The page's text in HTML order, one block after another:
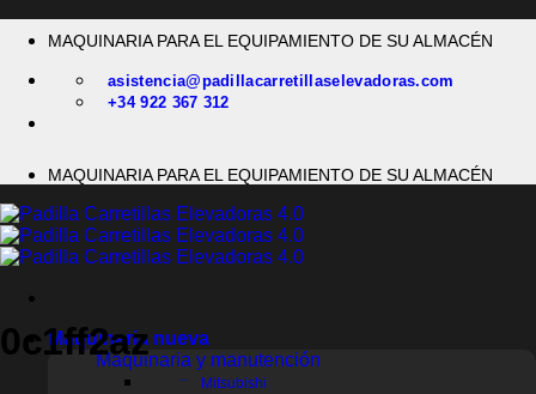
MAQUINARIA PARA EL EQUIPAMIENTO DE SU ALMACÉN
asistencia@padillacarretillaselevadoras.com
+34 922 367 312
MAQUINARIA PARA EL EQUIPAMIENTO DE SU ALMACÉN
Maquinaria nueva
Maquinaria y manutención
Mitsubishi
0c1ff2az